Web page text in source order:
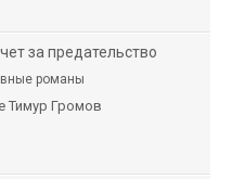
за предательство
романы
Тимур Громов